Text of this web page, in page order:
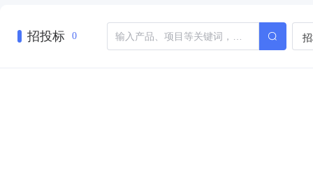
招投标 0